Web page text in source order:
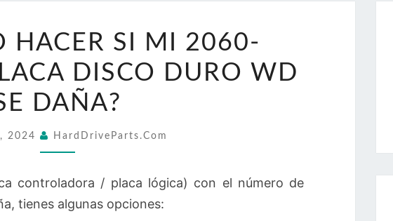
DEBO
HACER
MI
2060-
771853-
PLACA
DISCO
HACER SI MI 2060-
DISCO DURO WD
DAÑA?
2024 HardDriveParts.com
controladora / placa lógica) con el número de
tienes algunas opciones: